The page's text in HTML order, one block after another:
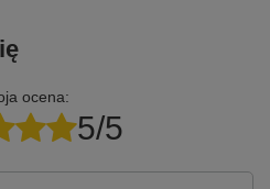
ocena:
5/5